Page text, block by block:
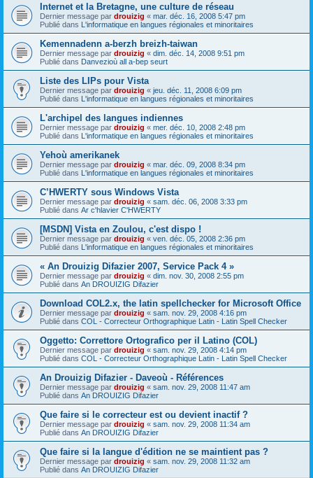
Internet et la Bretagne, une culture de réseau
Dernier message par drouizig « mar. déc. 16, 2008 5:47 pm
Publié dans L'informatique en langues régionales et minoritaires
Kemennadenn a-berzh breizh-taiwan
Dernier message par drouizig « dim. déc. 14, 2008 9:51 pm
Publié dans Danvezioù all a-bep seurt
Liste des LIPs pour Vista
Dernier message par drouizig « jeu. déc. 11, 2008 6:09 pm
Publié dans L'informatique en langues régionales et minoritaires
L'archipel des langues indiennes
Dernier message par drouizig « mer. déc. 10, 2008 2:48 pm
Publié dans L'informatique en langues régionales et minoritaires
Yehoù amerikanek
Dernier message par drouizig « mar. déc. 09, 2008 8:34 pm
Publié dans L'informatique en langues régionales et minoritaires
C’HWERTY sous Windows Vista
Dernier message par drouizig « sam. déc. 06, 2008 3:33 pm
Publié dans Ar c'hlavier C'HWERTY
[MSDN] Vista en Zoulou, c'est dispo !
Dernier message par drouizig « ven. déc. 05, 2008 2:36 pm
Publié dans L'informatique en langues régionales et minoritaires
« An Drouizig Difazier 2007, Service Pack 4 »
Dernier message par drouizig « dim. nov. 30, 2008 2:55 pm
Publié dans An DROUIZIG Difazier
Download COL2.x, the latin spellchecker for Microsoft Office
Dernier message par drouizig « sam. nov. 29, 2008 4:16 pm
Publié dans COL - Correcteur Orthographique Latin - Latin Spell Checker
Oggetto: Correttore Ortografico per il Latino (COL)
Dernier message par drouizig « sam. nov. 29, 2008 4:14 pm
Publié dans COL - Correcteur Orthographique Latin - Latin Spell Checker
An Drouizig Difazier - Daveoù - Références
Dernier message par drouizig « sam. nov. 29, 2008 11:47 am
Publié dans An DROUIZIG Difazier
Que faire si le correcteur est ou devient inactif ?
Dernier message par drouizig « sam. nov. 29, 2008 11:34 am
Publié dans An DROUIZIG Difazier
Que faire si la langue d'édition ne se maintient pas ?
Dernier message par drouizig « sam. nov. 29, 2008 11:32 am
Publié dans An DROUIZIG Difazier